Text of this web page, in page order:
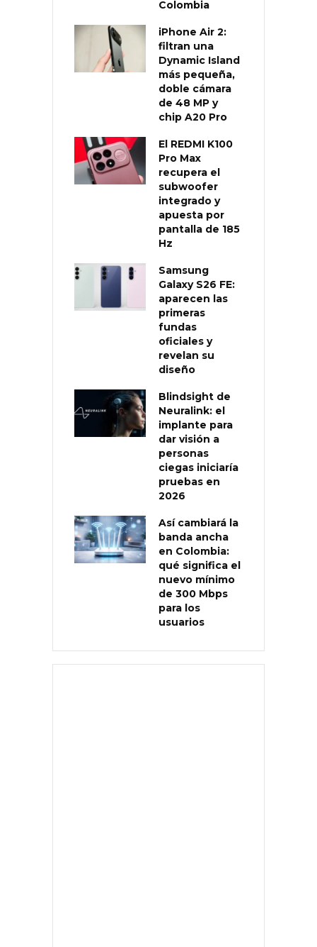
Colombia
iPhone Air 2:
filtran una
Dynamic Island
más pequeña,
doble cámara
de 48 MP y
chip A20 Pro
El REDMI K100
Pro Max
recupera el
subwoofer
integrado y
apuesta por
pantalla de 185
Hz
Samsung
Galaxy S26 FE:
aparecen las
primeras
fundas
oficiales y
revelan su
diseño
Blindsight de
Neuralink: el
implante para
dar visión a
personas
ciegas iniciaría
pruebas en
2026
Así cambiará la
banda ancha
en Colombia:
qué significa el
nuevo mínimo
de 300 Mbps
para los
usuarios